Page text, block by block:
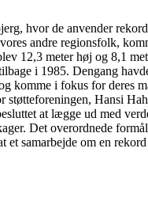
hvor de anvender
andre regionsfolk,
12,3 meter høj og 8,1
i 1985. Dengang
komme i fokus for deres
Hansi
at lægge ud med
Det overordnede
samarbejde om en